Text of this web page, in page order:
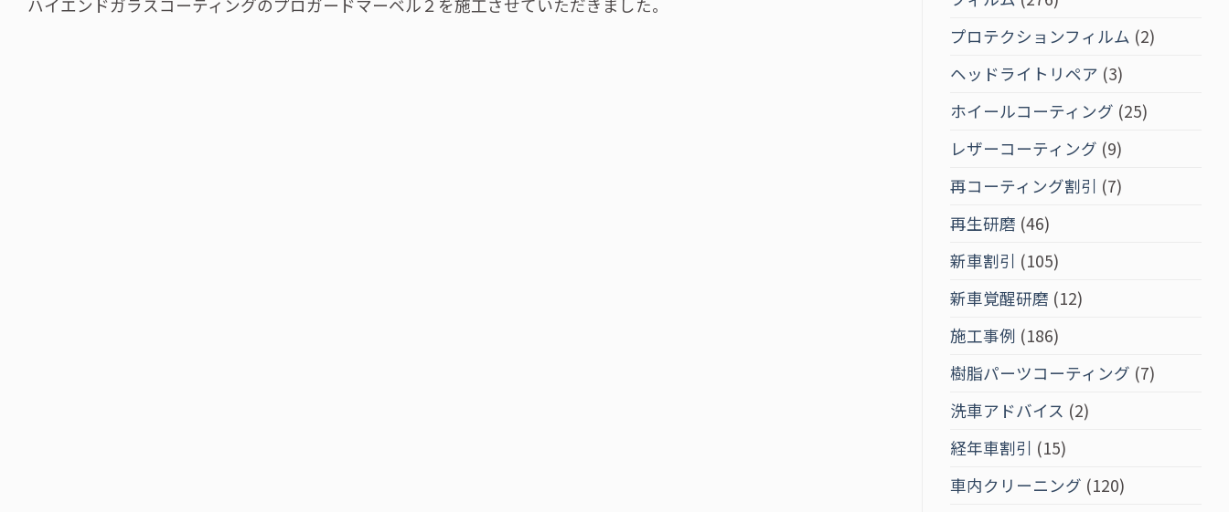
ハイエンドガラスコーティングのプロガードマーベル２を施工させていただきました。
プロテクションフィルム (2)
ヘッドライトリペア (3)
ホイールコーティング (25)
レザーコーティング (9)
再コーティング割引 (7)
再生研磨 (46)
新車割引 (105)
新車覚醒研磨 (12)
施工事例 (186)
樹脂パーツコーティング (7)
洗車アドバイス (2)
経年車割引 (15)
車内クリーニング (120)